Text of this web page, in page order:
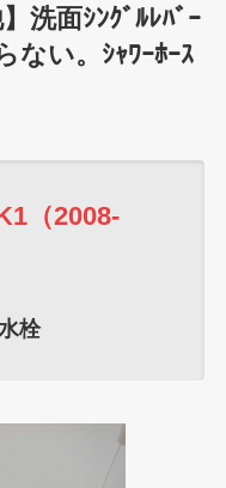
洗面ｼﾝｸﾞﾙﾚﾊﾞｰ
ない。ｼｬﾜｰﾎｰｽ
（2008-
栓